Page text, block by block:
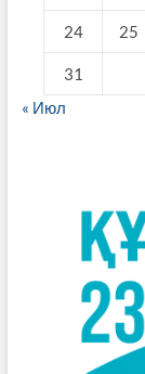
24 25
31
« Июл